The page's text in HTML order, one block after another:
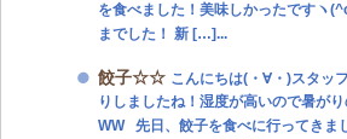
を食べました！美味しかったですヽ
までした！ 新 […]...
餃子☆☆ こんにちは(・∀・)スタッ
りしましたね！湿度が高いので暑が
WW 先日、餃子を食べに行ってきま